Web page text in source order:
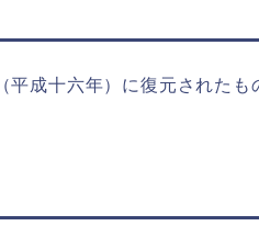
成十六年）に復元されたも